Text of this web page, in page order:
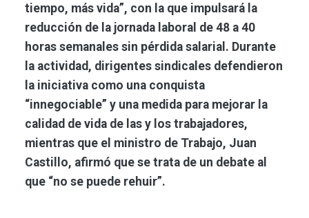
tiempo, más vida”, con la que impulsará la
reducción de la jornada laboral de 48 a 40
horas semanales sin pérdida salarial. Durante
la actividad, dirigentes sindicales defendieron
la iniciativa como una conquista
“innegociable” y una medida para mejorar la
calidad de vida de las y los trabajadores,
mientras que el ministro de Trabajo, Juan
Castillo, afirmó que se trata de un debate al
que “no se puede rehuir”.